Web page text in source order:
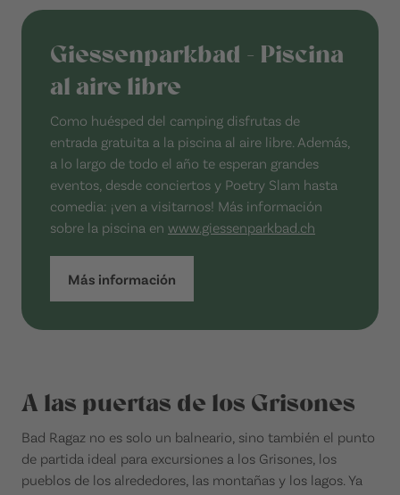
Giessenparkbad - Piscina
al aire libre
Como huésped del camping disfrutas de
entrada gratuita a la piscina al aire libre. Además,
a lo largo de todo el año te esperan grandes
eventos, desde conciertos y Poetry Slam hasta
comedia: ¡ven a visitarnos! Más información
sobre la piscina en www.giessenparkbad.ch
Más información
A las puertas de los Grisones
Bad Ragaz no es solo un balneario, sino también el punto
de partida ideal para excursiones a los Grisones, los
pueblos de los alrededores, las montañas y los lagos. Ya